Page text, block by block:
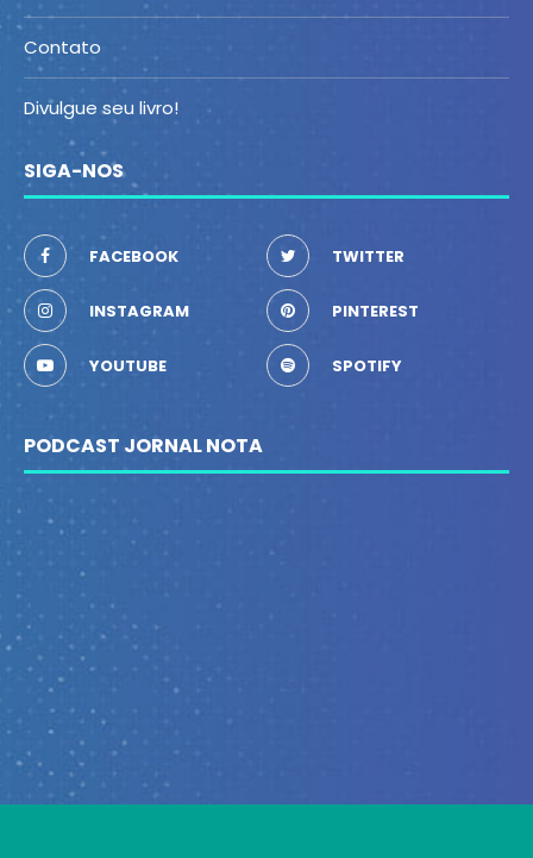
Contato
Divulgue seu livro!
SIGA-NOS
FACEBOOK TWITTER
INSTAGRAM PINTEREST
YOUTUBE SPOTIFY
PODCAST JORNAL NOTA